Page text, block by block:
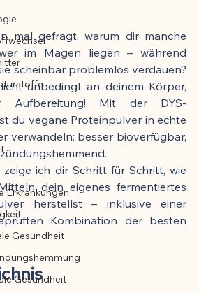
mit Unterstützung von
redaktionell geprüft vom
Autor
Erkrankungen
Gesundheit
Gesundheit
mal gefragt, warum dir manche
im Magen liegen – während
scheinbar problemlos verdauen?
unbedingt an deinem Körper,
Aufbereitung! Mit der DYS-
du vegane Proteinpulver in echte
verwandeln: besser bioverfügbar,
ich dir Schritt für Schritt, wie
dein eigenes fermentiertes
herstellst – inklusive einer
Kombination der besten